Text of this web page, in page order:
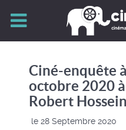
Ciné-enquête
octobre 2020 à
Robert Hossein
le 28 Septembre 2020